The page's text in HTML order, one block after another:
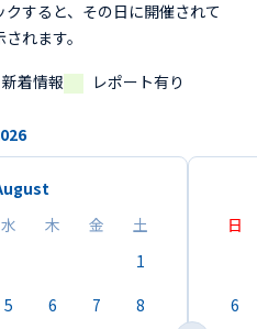
すると、その日に開催されて
れます。
新着情報 レポート有り
水 木 金
土
1
5 6 7
8
日
6